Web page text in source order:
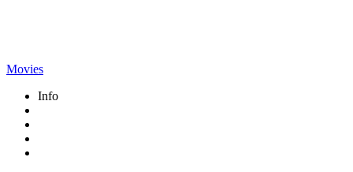
Movies
Info